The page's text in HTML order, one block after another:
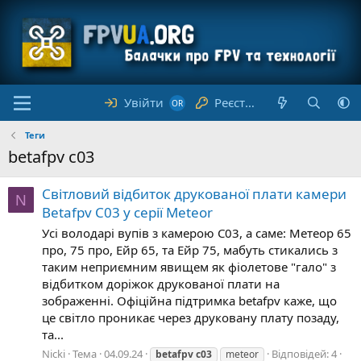
Увійти Реєстрація
Теги
betafpv c03
N
Світловий відбиток друкованої плати камери
Betafpv C03 у серії Meteor
Усі володарі вупів з камерою С03, а саме: Метеор 65
про, 75 про, Ейр 65, та Ейр 75, мабуть стикались з
таким неприємним явищем як фіолетове "гало" з
відбитком доріжок друкованої плати на
зображенні. Офіційна підтримка betafpv каже, що
це світло проникає через друковану плату позаду,
та...
Nicki Тема 04.09.24 betafpvc03 meteor Відповідей: 4